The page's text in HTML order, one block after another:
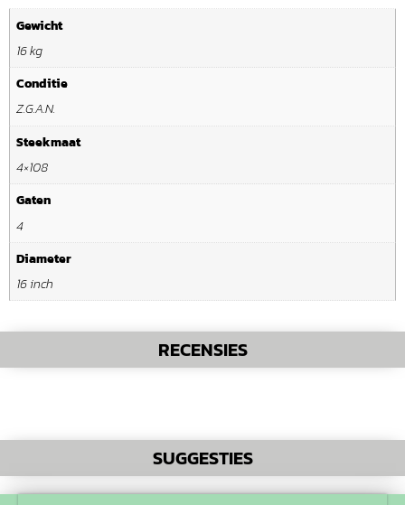
Gewicht
16 kg
Conditie
Z.G.A.N.
Steekmaat
4×108
Gaten
4
Diameter
16 inch
RECENSIES
SUGGESTIES